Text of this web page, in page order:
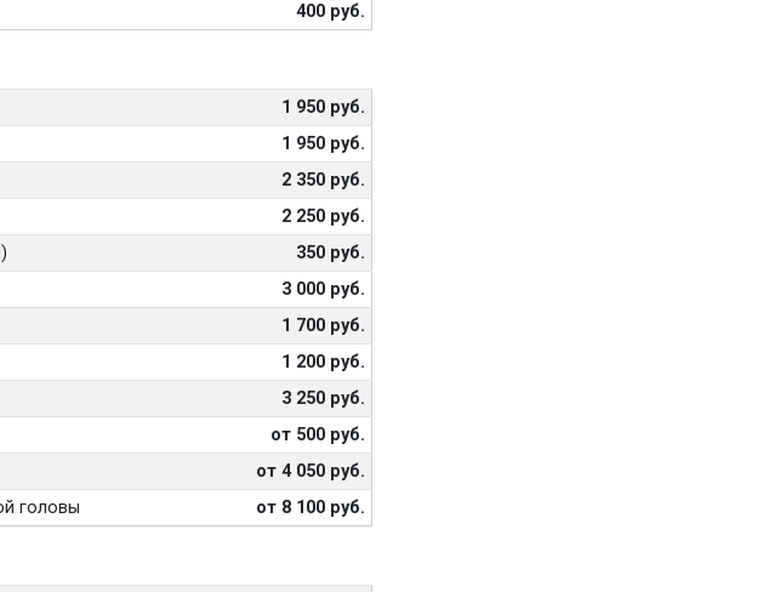
400 руб.
1 950 руб.
1 950 руб.
2 350 руб.
2 250 руб.
350 руб.
3 000 руб.
1 700 руб.
1 200 руб.
3 250 руб.
от 500 руб.
от 4 050 руб.
головы
от 8 100 руб.